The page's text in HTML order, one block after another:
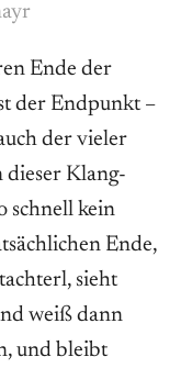
Ende der
der Endpunkt –
der vieler
dieser Klang-
schnell kein
Ende,
sieht
weiß dann
und bleibt